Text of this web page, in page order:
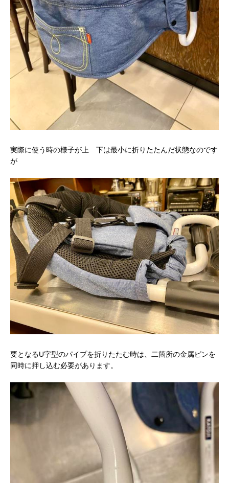
実際に使う時の様子が上 下は最小に折りたたんだ状態なのです
が
要となるU字型のパイプを折りたたむ時は、二箇所の金属ピンを
同時に押し込む必要があります。